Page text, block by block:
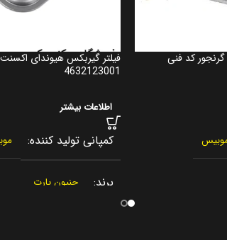
کد فنی
4632123001
اطلاعات بیشتر
کمپانی تولید کننده
برند جنیون پارت